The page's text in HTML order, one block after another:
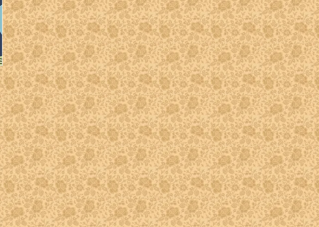
для 3/4 ярда (68,5 см)- 3
для 1 ярда ( 91,4 см)- 4